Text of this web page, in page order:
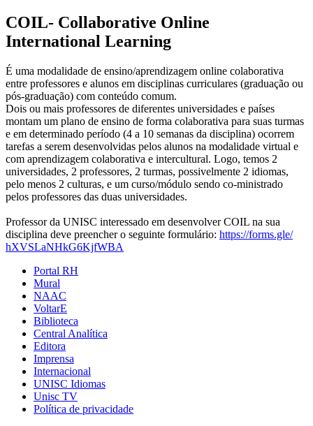
COIL- Collaborative Online
International Learning
É uma modalidade de ensino/aprendizagem online colaborativa
entre professores e alunos em disciplinas curriculares (graduação ou
pós-graduação) com conteúdo comum.
Dois ou mais professores de diferentes universidades e países
montam um plano de ensino de forma colaborativa para suas turmas
e em determinado período (4 a 10 semanas da disciplina) ocorrem
tarefas a serem desenvolvidas pelos alunos na modalidade virtual e
com aprendizagem colaborativa e intercultural. Logo, temos 2
universidades, 2 professores, 2 turmas, possivelmente 2 idiomas,
pelo menos 2 culturas, e um curso/módulo sendo co-ministrado
pelos professores das duas universidades.
Professor da UNISC interessado em desenvolver COIL na sua
disciplina deve preencher o seguinte formulário: https://forms.gle/
hXVSLaNHkG6KjfWBA
Portal RH
Mural
NAAC
VoltarE
Biblioteca
Central Analítica
Editora
Imprensa
Internacional
UNISC Idiomas
Unisc TV
Política de privacidade